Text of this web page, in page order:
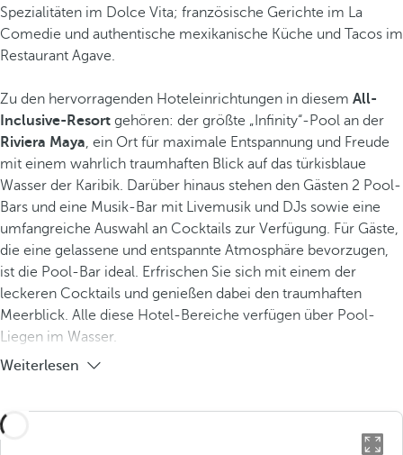
Spezialitäten im Dolce Vita; französische Gerichte im La
Comedie und authentische mexikanische Küche und Tacos im
Restaurant Agave.
Zu den hervorragenden Hoteleinrichtungen in diesem All-
Inclusive-Resort gehören: der größte „Infinity“-Pool an der
Riviera Maya , ein Ort für maximale Entspannung und Freude
mit einem wahrlich traumhaften Blick auf das türkisblaue
Wasser der Karibik. Darüber hinaus stehen den Gästen 2 Pool-
Bars und eine Musik-Bar mit Livemusik und DJs sowie eine
umfangreiche Auswahl an Cocktails zur Verfügung. Für Gäste,
die eine gelassene und entspannte Atmosphäre bevorzugen,
ist die Pool-Bar ideal. Erfrischen Sie sich mit einem der
leckeren Cocktails und genießen dabei den traumhaften
Meerblick. Alle diese Hotel-Bereiche verfügen über Pool-
Liegen im Wasser.
Weiterlesen